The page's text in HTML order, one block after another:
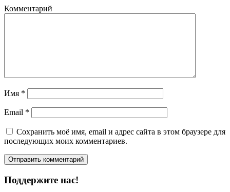
Комментарий
Имя *
Email *
Сохранить моё имя, email и адрес сайта в этом браузере для
последующих моих комментариев.
Поддержите нас!